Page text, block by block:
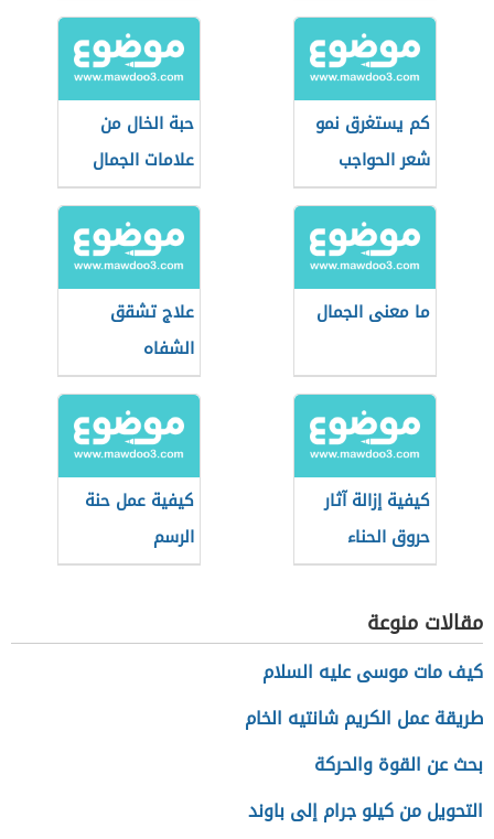
كم يستغرق نمو
شعر الحواجب
حبة الخال من
علامات الجمال
ما معنى الجمال
علاج تشقق
الشفاه
كيفية إزالة آثار
حروق الحناء
كيفية عمل حنة
الرسم
مقالات منوعة
كيف مات موسى عليه السلام
طريقة عمل الكريم شانتيه الخام
بحث عن القوة والحركة
التحويل من كيلو جرام إلى باوند